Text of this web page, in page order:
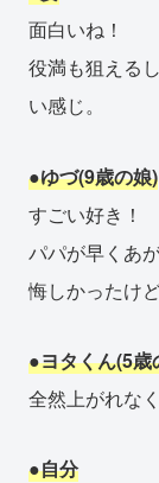
面白いね！
役満も狙える
い感じ。
●ゆづ(9歳の娘)
すごい好き！
パパが早くあ
悔しかったけ
●ヨタくん(5歳
全然上がれな
●自分